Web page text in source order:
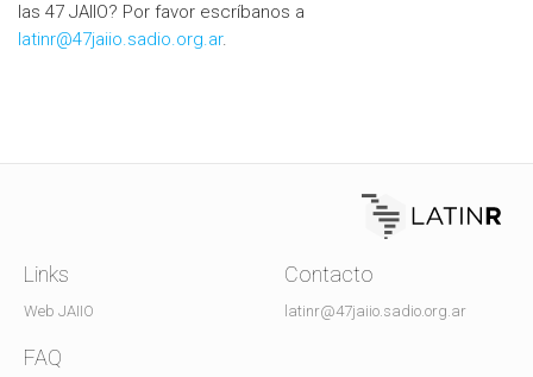
las 47 JAIIO? Por favor escríbanos a
latinr@47jaiio.sadio.org.ar.
Links
Web JAIIO
Contacto
latinr@47jaiio.sadio.org.ar
FAQ